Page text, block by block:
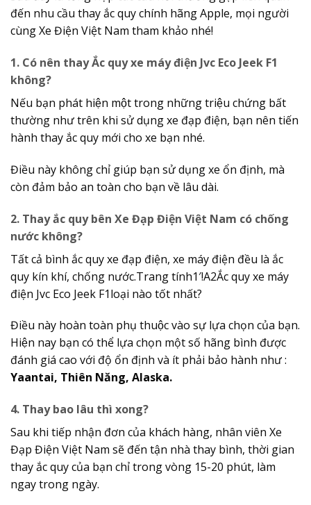
đến nhu cầu thay ắc quy chính hãng Apple, mọi người
cùng Xe Điện Việt Nam tham khảo nhé!
1. Có nên thay Ắc quy xe máy điện Jvc Eco Jeek F1
không?
Nếu bạn phát hiện một trong những triệu chứng bất
thường như trên khi sử dụng xe đạp điện, bạn nên tiến
hành thay ắc quy mới cho xe bạn nhé.
Điều này không chỉ giúp bạn sử dụng xe ổn định, mà
còn đảm bảo an toàn cho bạn về lâu dài.
2. Thay ắc quy bên Xe Đạp Điện Việt Nam có chống
nước không?
Tất cả bình ắc quy xe đạp điện, xe máy điện đều là ắc
quy kín khí, chống nước.Trang tính1′!A2Ắc quy xe máy
điện Jvc Eco Jeek F1loại nào tốt nhất?
Điều này hoàn toàn phụ thuộc vào sự lựa chọn của bạn.
Hiện nay bạn có thể lựa chọn một số hãng bình được
đánh giá cao với độ ổn định và ít phải bảo hành như :
Yaantai, Thiên Năng, Alaska.
4. Thay bao lâu thì xong?
Sau khi tiếp nhận đơn của khách hàng, nhân viên Xe
Đạp Điện Việt Nam sẽ đến tận nhà thay bình, thời gian
thay ắc quy của bạn chỉ trong vòng 15-20 phút, làm
ngay trong ngày.